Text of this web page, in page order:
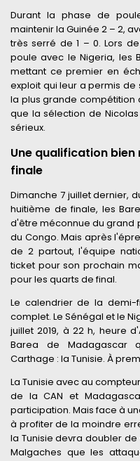
Durant la phase de
maintenir la Guinée 2 – 2,
très serré de 1 – 0. Lors
poule avec le Nigeria, les
mettant ce premier en
exploit qui leur a permis de
la plus grande compétition
que la sélection de
sérieux.
Une qualification
finale
Dimanche 7 juillet dernier,
huitième de finale, les
d'être méconnue du grand
du Congo. Mais après
de 2 partout, l'équipe
ticket pour son prochain
pour les quarts de final.
Le calendrier de la demi-
complet. Le Sénégal et le
juillet 2019, à 22 h, heure
Barea de Madagascar
Carthage : la Tunisie. À
La Tunisie avec au
de la CAN et
participation. Mais face à
à profiter de la moindre
la Tunisie devra doubler
Malgaches que les